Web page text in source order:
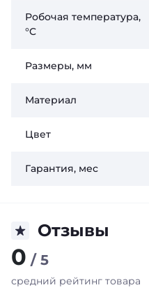
Робочая температура,
°C
Размеры, мм
Материал
Цвет
Гарантия, мес
Отзывы
0 / 5
средний рейтинг товара